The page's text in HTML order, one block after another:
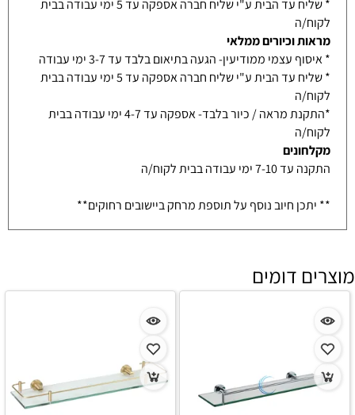
* שליח עד הבית ע"י שליח חברה אספקה עד 5 ימי עבודה בבית
לקוח/ה
מראות וכיורים ממלאי
* איסוף עצמי ממודיעין- הגעה בתיאום בלבד עד 3-7 ימי עבודה
* שליח עד הבית ע"י שליח חברה אספקה עד 5 ימי עבודה בבית
לקוח/ה
*התקנת מראה / כיור בלבד- אספקה עד 4-7 ימי עבודה בבית
לקוח/ה
מקלחונים
התקנה עד 7-10 ימי עבודה בבית לקוח/ה
** יתכן חיוב נוסף על תוספת מרחק ביישובים רחוקים**
מוצרים דומים